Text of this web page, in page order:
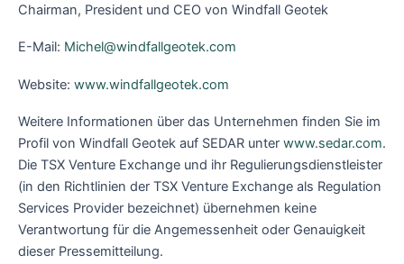
Chairman, President und CEO von Windfall Geotek
E-Mail: Michel@windfallgeotek.com
Website: www.windfallgeotek.com
Weitere Informationen über das Unternehmen finden Sie im
Profil von Windfall Geotek auf SEDAR unter www.sedar.com.
Die TSX Venture Exchange und ihr Regulierungsdienstleister
(in den Richtlinien der TSX Venture Exchange als Regulation
Services Provider bezeichnet) übernehmen keine
Verantwortung für die Angemessenheit oder Genauigkeit
dieser Pressemitteilung.